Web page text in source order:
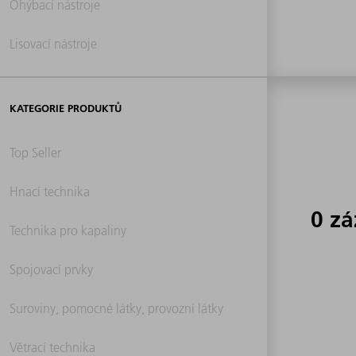
Ohýbací nástroje
Lisovací nástroje
KATEGORIE PRODUKTŮ
Top Seller
Hnací technika
Technika pro kapaliny
Spojovací prvky
Suroviny, pomocné látky, provozní látky
Větrací technika
0